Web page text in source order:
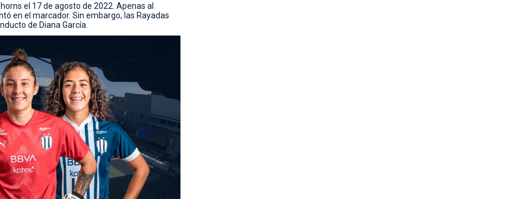
el 17 de agosto de 2022. Apenas al
en el marcador. Sin embargo, las Rayadas
de Diana García.